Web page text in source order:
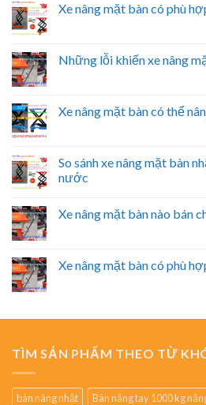
Xe nâng mặt bàn có phù
Những lỗi khiến xe nâng
Xe nâng mặt bàn có thể
So sánh xe nâng mặt bàn
nước
Xe nâng mặt bàn nào bán
Xe nâng mặt bàn có phù
TÌM SẢN PHẨM THEO TỪ
bàn nâng nhật
Bàn nâng tay 1000 kg